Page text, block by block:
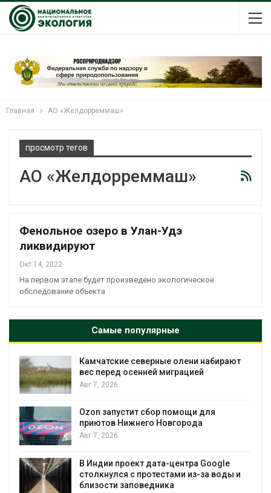
Главная АО «Желдорреммаш»
просмотр тегов
АО «Желдорреммаш»
Фенольное озеро в Улан-Удэ
ликвидируют
Окт 14, 2022
На первом этапе будет произведено экологическое
обследование объекта
Самые популярные
Камчатские северные олени набирают
вес перед осенней миграцией
Авг 7, 2026
Ozon запустит сбор помощи для
приютов Нижнего Новгорода
Авг 7, 2026
В Индии проект дата-центра Google
столкнулся с протестами из-за воды и
близости заповедника